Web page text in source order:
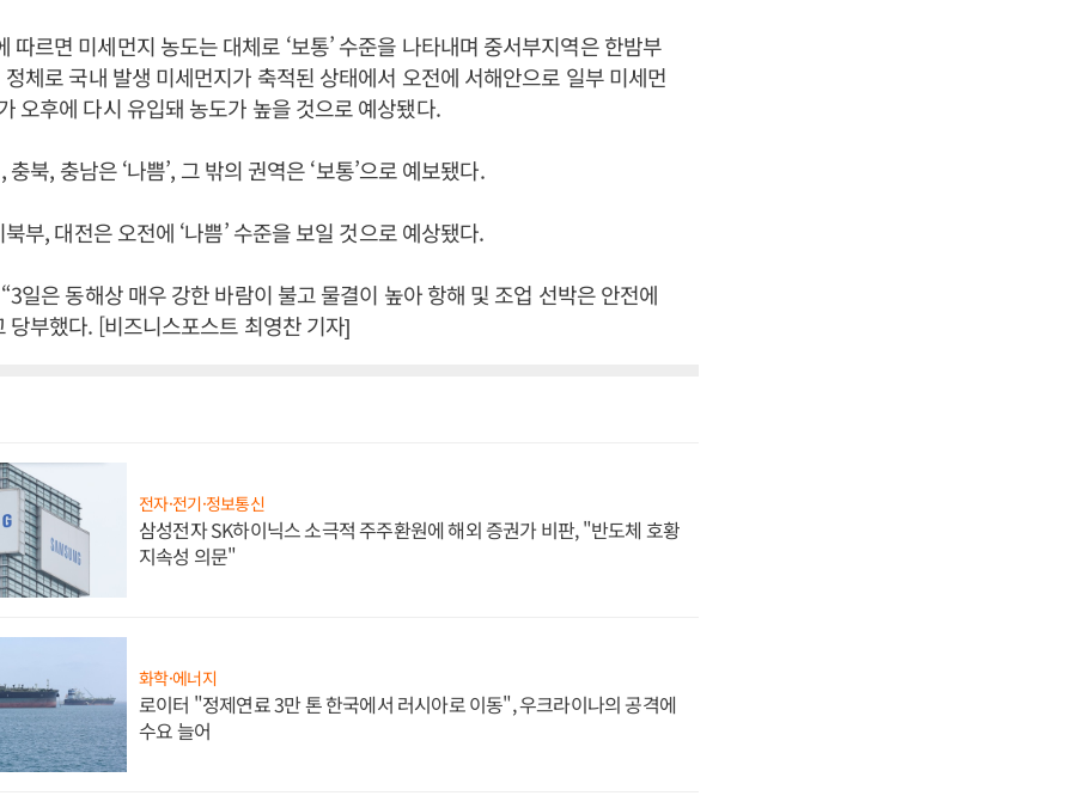
따르면 미세먼지 농도는 대체로 ‘보통’ 수준을 나타내며 중서부지역은 한밤부
체로 국내 발생 미세먼지가 축적된 상태에서 오전에 서해안으로 일부 미세먼
오후에 다시 유입돼 농도가 높을 것으로 예상됐다.
북, 충남은 ‘나쁨’, 그 밖의 권역은 ‘보통’으로 예보됐다.
부, 대전은 오전에 ‘나쁨’ 수준을 보일 것으로 예상됐다.
일은 동해상 매우 강한 바람이 불고 물결이 높아 항해 및 조업 선박은 안전에
당부했다. [비즈니스포스트 최영찬 기자]
전자·전기·정보통신
삼성전자 SK하이닉스 소극적 주주환원에 해외 증권가 비판, "반도체 호황
지속성 의문"
화학·에너지
로이터 "정제연료 3만 톤 한국에서 러시아로 이동", 우크라이나의 공격에
수요 늘어